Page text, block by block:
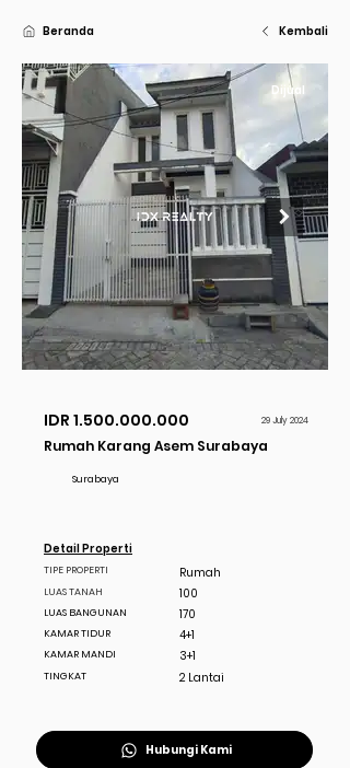
Beranda Kembali
Dijual
IDR 1.500.000.000 29 July 2024
Rumah Karang Asem Surabaya
Surabaya
Detail Properti
TIPE PROPERTI
LUAS TANAH
LUAS BANGUNAN
KAMAR TIDUR
KAMAR MANDI
TINGKAT
Rumah
100
170
4+1
3+1
2 Lantai
Hubungi Kami